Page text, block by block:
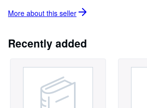
locale italiana [local history], arte italiana,
fotografia [Theater and photography].
More about this seller
Recently added